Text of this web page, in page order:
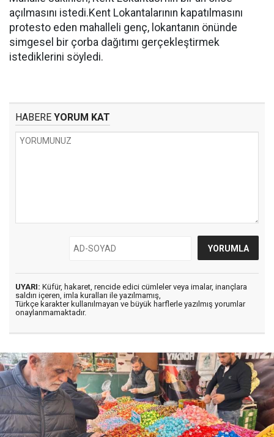
açılmasını istedi.Kent Lokantalarının kapatılmasını
protesto eden mahalleli genç, lokantanın önünde
simgesel bir çorba dağıtımı gerçekleştirmek
istediklerini söyledi.
HABERE YORUM KAT
UYARI: Küfür, hakaret, rencide edici cümleler veya imalar, inançlara
saldırı içeren, imla kuralları ile yazılmamış,
Türkçe karakter kullanılmayan ve büyük harflerle yazılmış yorumlar
onaylanmamaktadır.